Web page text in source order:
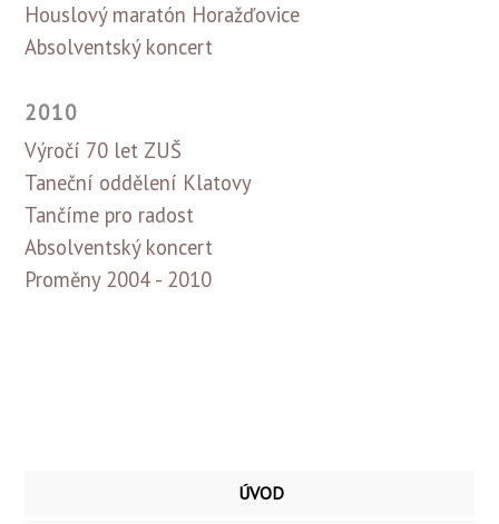
Houslový maratón Horažďovice
Absolventský koncert
2010
Výročí 70 let ZUŠ
Taneční oddělení Klatovy
Tančíme pro radost
Absolventský koncert
Proměny 2004 - 2010
ÚVOD